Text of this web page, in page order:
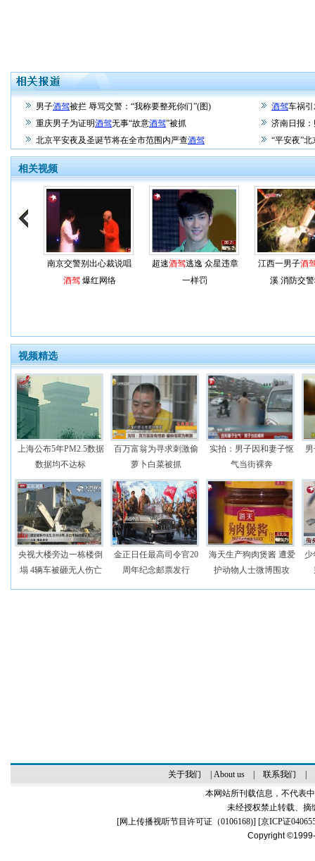
男子酒驾被拦 辱骂交警：“我称要整死你们”(图) 酒驾车祸
重庆男子为证明酒驾无事“故意酒驾”被抓
济南日报
北京平安夜及圣诞节将在全市范围内严查酒驾 “平安夜”
相关视频
南京交警别出心裁说唱
酒驾爆红网络
超速酒驾逃逸 众星违章
一样罚
江西一男子酒
溪 消防交
视频精选
上海公布5年PM2.5数据
数据均不达标
百万富翁为寻求刺激偷
萝卜白菜被抓
实拍：男子因和妻子怄
气当街裸奔
央视大楼旁边一栋楼倒
塌 4辆车被砸无人伤亡
金正日任最高司令官20
周年纪念邮票发行
海天生产狗肉煲酱 遭爱
护动物人士微博围攻
少
关于我们 About us| 联系我们
本网站所刊载信息，不代表
未经授权禁止转载、摘
[网上传播视听节目许可证（0106168)] [京ICP证
Copyright